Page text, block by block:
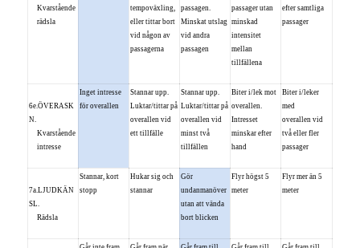
Kvarstående
rädsla
tempoväxling,
eller tittar bort
vid någon av
passagerna
passagen.
Minskat utslag
vid andra
passagen
passager utan
minskad
intensitet
mellan
tillfällena
efter samtliga
passager
6e.ÖVERASK
N.
Kvarstående
intresse
Inget intresse
för overallen
Stannar upp.
Luktar/tittar på
overallen vid
ett tillfälle
Stannar upp.
Luktar/tittar på
overallen vid
minst två
tillfällen
Biter i/lek mot
overallen.
Intresset
minskar efter
hand
Biter i/leker
med
overallen vid
två eller fler
passager
7a.LJUDKÄN
SL.
Rädsla
Stannar, kort
stopp
Hukar sig och
stannar
Gör
undanmanöver
utan att vända
bort blicken
Flyr högst 5
meter
Flyr mer än 5
meter